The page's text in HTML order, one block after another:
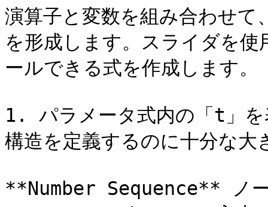
演算子と変数を組み合わせ
を形成します。スライダを
ールできる式を作成します。
1. パラメータ式内の「t」を
構造を定義するのに十分な
**Number Sequence** ノ